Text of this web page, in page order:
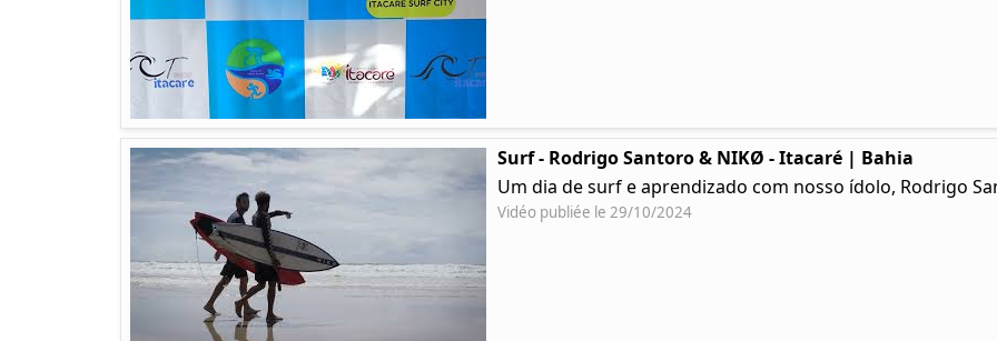
Surf - Rodrigo Santoro & NIKØ - Itacaré | Bahia
Um dia de surf e aprendizado com nosso ídolo, Rodrigo
Vidéo publiée le 29/10/2024